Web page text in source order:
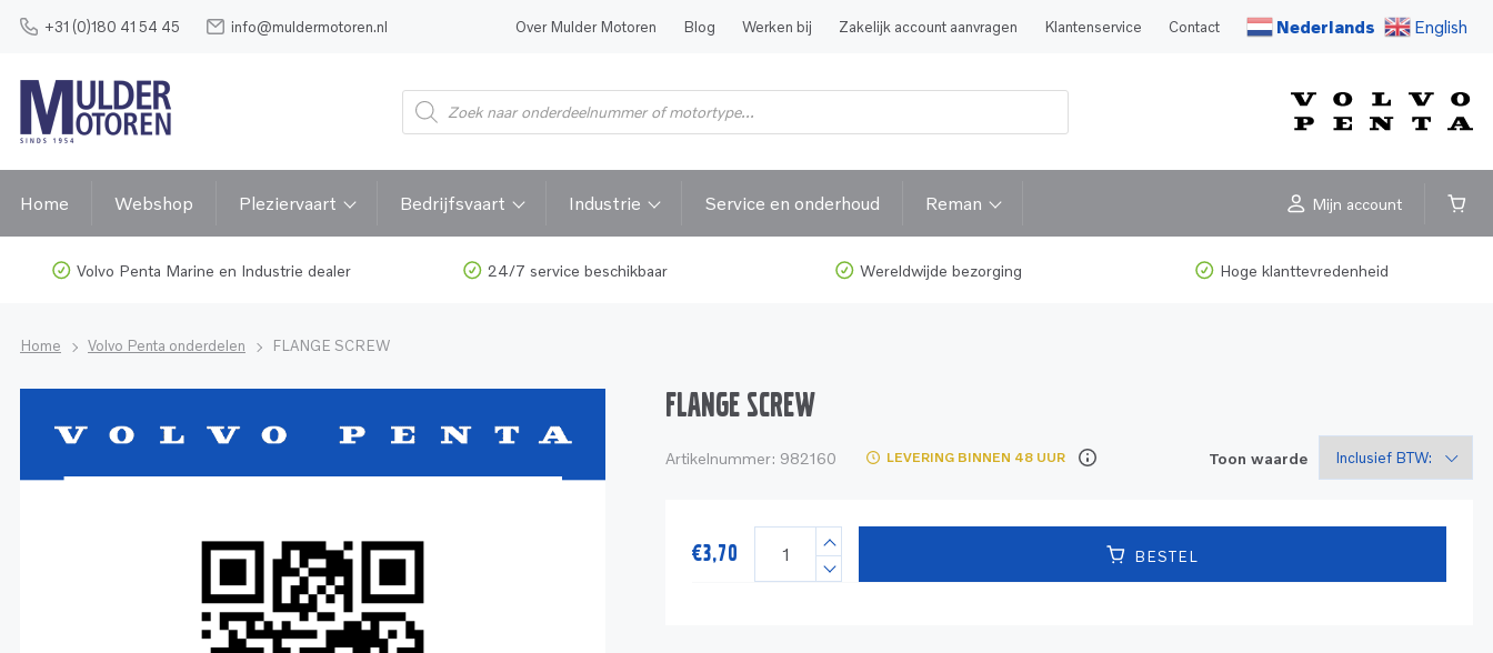
+31 (0)180 41 54 45 info@muldermotoren.nl Over Mulder Motoren Blog Werken bij Zakelijk account aanvragen Klantenservice Contact Nederlands English
Home Webshop Pleziervaart Bedrijfsvaart Industrie Service en onderhoud Reman Mijn account
Volvo Penta Marine en Industrie dealer 24/7 service beschikbaar Wereldwijde bezorging Hoge klanttevredenheid
Home Volvo Penta onderdelen FLANGE SCREW
FLANGE SCREW
Artikelnummer: 982160 LEVERING BINNEN 48 UUR Toon waarde
€3,70 BESTEL